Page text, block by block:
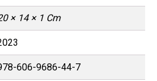
× 14 × 1 Cm
606-9686-44-7